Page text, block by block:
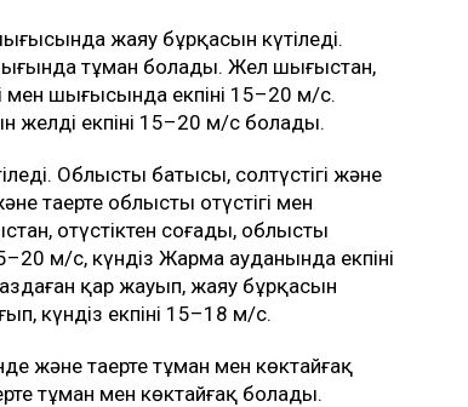
жаяу бұрқасын күтіледі.
тұман болады. Жел шығыстан,
мен шығысында екпіні 15–20 м/с.
желдің екпіні 15–20 м/с болады.
Облыстың батысы, солтүстігі және
облыстың оңтүстігі мен
оңтүстіктен соғады, облыстың
м/с, күндіз Жарма ауданында екпіні
қар жауып, жаяу бұрқасын
күндіз екпіні 15–18 м/с.
және таңертең тұман мен көктайғақ
тұман мен көктайғақ болады.